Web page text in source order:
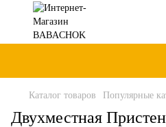
Каталог товаров Популярные
Двухместная